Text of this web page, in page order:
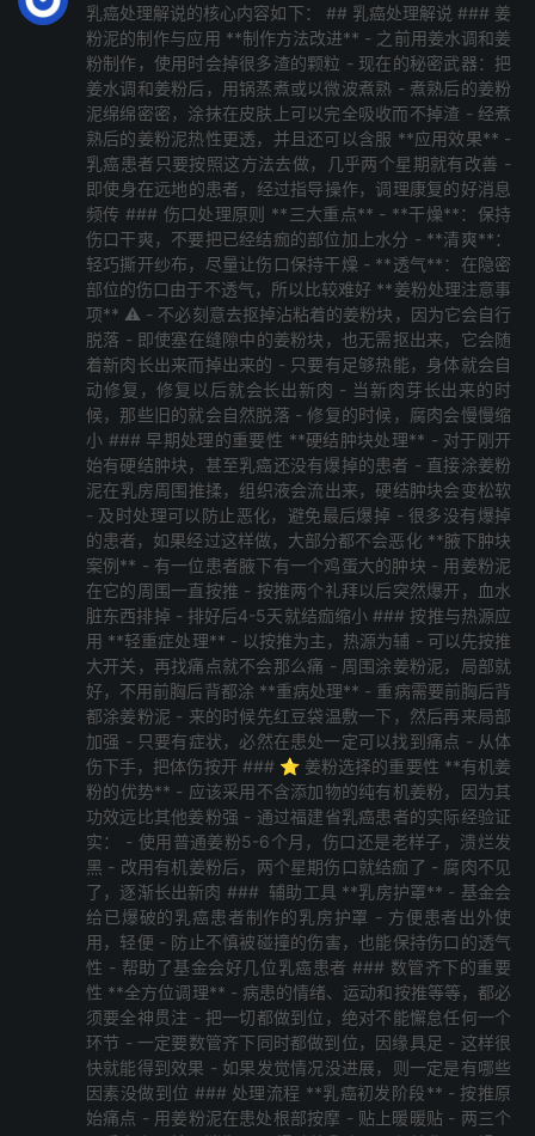
官网 同学网网站和AI 都已经同步更新到最新资料 请善
名称 大小 最后修改日期 文件计数
64GB 原始点学习资料U盘\ (22) 54 GB 2025-04-07
├─<最新案例(2021-2024）> <DIR> 2025-01-19
├─<原始点手法教学2025> <DIR> 2025-03-26
├─<新冠肺炎疫苗专题> <DIR> 2023-01-31
├─<手册文本资料> <DIR> 2025-02-16
├─<乳癌肿块肿瘤处理案例集> <DIR> 2025-01-19
├─<皮肤病伤口合集> <DIR> 2022-12-04
├─<姜粉泥涂抹集> <DIR> 2025-03-09
├─<姜的应用> <DIR> 2024-06-03
├─<记录片> <DIR> 2025-04-07
├─<2025-2021张医师线上直播> <DIR> 2025-04-07
├─<2024元旦讲座&2025最新版本> <DIR> 2025-04-07
├─<2023年4月修订版> <DIR> 2023-10-08
├─<2022原始点医学完整版讲座> <DIR> 2023-06-23
├─<2020癌症案例教学> <DIR> 2023-08-21
├─1. 原始点养生智脑.jpeg 200 KB 2024-06-20
├─2. 原始点养生智脑.jpg 180 KB 2024-04-06
├─3. 原始点同学 辅导员微信 张晨18210235025.png 75
KB 2024-01-17
├─4. 原始点全球同学微信群2023新生 加入群聊二维
码.png 87 KB 2021-12-30
├─5. 原始点全球同学网简码.png 45 KB 2021-08-22
├─6. 原始点全球同学网二维码图片_2021-08-22-08-46-
09.png 70 KB 2021-08-22
├─7. 原始点电子版手册二维码202405.png 420 KB
2024-05-23
├─8. 全球同学网微信群2023.png 129 KB 2023-08-28
├─9. 全球同学网视频号.jpg 115 KB 2024-02-19
├─10. 全球同学网AI.jpg 418 KB 2025-03-10
├─11. 全球同学买姜会员卡（广告）.png 1 MB 2024-11-25
乳癌处理解说的核心内容如下： ## 乳癌处理解说 ### 姜
粉泥的制作与应用 **制作方法改进** - 之前用姜水调和姜
粉制作，使用时会掉很多渣的颗粒 - 现在的秘密武器：把
姜水调和姜粉后，用锅蒸煮或以微波煮熟 - 煮熟后的姜粉
泥绵绵密密，涂抹在皮肤上可以完全吸收而不掉渣 - 经煮
熟后的姜粉泥热性更透，并且还可以含服 **应用效果** -
乳癌患者只要按照这方法去做，几乎两个星期就有改善 -
即使身在远地的患者，经过指导操作，调理康复的好消息
频传 ### 伤口处理原则 **三大重点** - **干燥**：保持
伤口干爽，不要把已经结痂的部位加上水分 - **清爽**：
轻巧撕开纱布，尽量让伤口保持干燥 - **透气**：在隐密
部位的伤口由于不透气，所以比较难好 **姜粉处理注意事
项** ⚠️ - 不必刻意去抠掉沾粘着的姜粉块，因为它会自行
脱落 - 即使塞在缝隙中的姜粉块，也无需抠出来，它会随
着新肉长出来而掉出来的 - 只要有足够热能，身体就会自
动修复，修复以后就会长出新肉 - 当新肉芽长出来的时
候，那些旧的就会自然脱落 - 修复的时候，腐肉会慢慢缩
小 ### 早期处理的重要性 **硬结肿块处理** - 对于刚开
始有硬结肿块，甚至乳癌还没有爆掉的患者 - 直接涂姜粉
泥在乳房周围推揉，组织液会流出来，硬结肿块会变松软
- 及时处理可以防止恶化，避免最后爆掉 - 很多没有爆掉
的患者，如果经过这样做，大部分都不会恶化 **腋下肿块
案例** - 有一位患者腋下有一个鸡蛋大的肿块 - 用姜粉泥
在它的周围一直按推 - 按推两个礼拜以后突然爆开，血水
脏东西排掉 - 排好后4-5天就结痂缩小 ### 按推与热源应
用 **轻重症处理** - 以按推为主，热源为辅 - 可以先按推
大开关，再找痛点就不会那么痛 - 周围涂姜粉泥，局部就
好，不用前胸后背都涂 **重病处理** - 重病需要前胸后背
都涂姜粉泥 - 来的时候先红豆袋温敷一下，然后再来局部
加强 - 只要有症状，必然在患处一定可以找到痛点 - 从体
伤下手，把体伤按开 ### ⭐ 姜粉选择的重要性 **有机姜
粉的优势** - 应该采用不含添加物的纯有机姜粉，因为其
功效远比其他姜粉强 - 通过福建省乳癌患者的实际经验证
实： - 使用普通姜粉5-6个月，伤口还是老样子，溃烂发
黑 - 改用有机姜粉后，两个星期伤口就结痂了 - 腐肉不见
了，逐渐长出新肉 ### ️ 辅助工具 **乳房护罩** - 基金会
给已爆破的乳癌患者制作的乳房护罩 - 方便患者出外使
用，轻便 - 防止不慎被碰撞的伤害，也能保持伤口的透气
性 - 帮助了基金会好几位乳癌患者 ### 数管齐下的重要
性 **全方位调理** - 病患的情绪、运动和按推等等，都必
须要全神贯注 - 把一切都做到位，绝对不能懈怠任何一个
环节 - 一定要数管齐下同时都做到位，因缘具足 - 这样很
快就能得到效果 - 如果发觉情况没进展，则一定是有哪些
因素没做到位 ### 处理流程 **乳癌初发阶段** - 按推原
始痛点 - 用姜粉泥在患处根部按摩 - 贴上暖暖贴 - 两三个